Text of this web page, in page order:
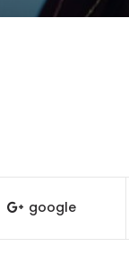
google